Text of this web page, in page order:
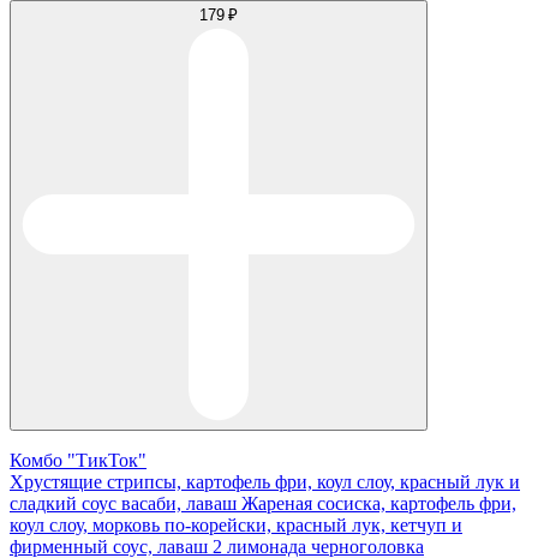
179 ₽
Комбо "ТикТок"
Хрустящие стрипсы, картофель фри, коул слоу, красный лук и
сладкий соус васаби, лаваш Жареная сосиска, картофель фри,
коул слоу, морковь по-корейски, красный лук, кетчуп и
фирменный соус, лаваш 2 лимонада черноголовка